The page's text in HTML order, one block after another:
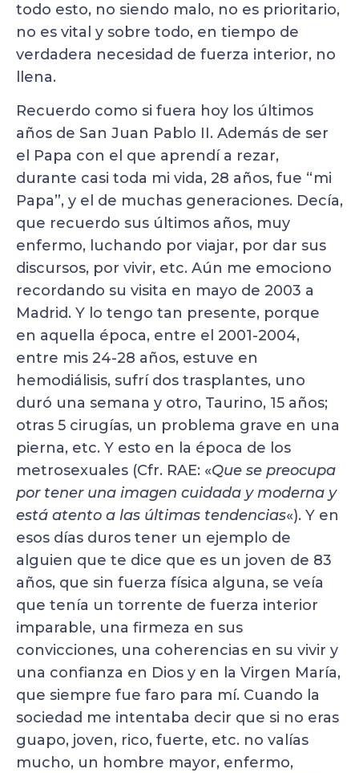
todo esto, no siendo malo, no es prioritario,
no es vital y sobre todo, en tiempo de
verdadera necesidad de fuerza interior, no
llena.
Recuerdo como si fuera hoy los últimos
años de San Juan Pablo II. Además de ser
el Papa con el que aprendí a rezar,
durante casi toda mi vida, 28 años, fue “mi
Papa”, y el de muchas generaciones. Decía,
que recuerdo sus últimos años, muy
enfermo, luchando por viajar, por dar sus
discursos, por vivir, etc. Aún me emociono
recordando su visita en mayo de 2003 a
Madrid. Y lo tengo tan presente, porque
en aquella época, entre el 2001-2004,
entre mis 24-28 años, estuve en
hemodiálisis, sufrí dos trasplantes, uno
duró una semana y otro, Taurino, 15 años;
otras 5 cirugías, un problema grave en una
pierna, etc. Y esto en la época de los
metrosexuales (Cfr. RAE: «Que se preocupa
por tener una imagen cuidada y moderna y
está atento a las últimas tendencias«). Y en
esos días duros tener un ejemplo de
alguien que te dice que es un joven de 83
años, que sin fuerza física alguna, se veía
que tenía un torrente de fuerza interior
imparable, una firmeza en sus
convicciones, una coherencias en su vivir y
una confianza en Dios y en la Virgen María,
que siempre fue faro para mí. Cuando la
sociedad me intentaba decir que si no eras
guapo, joven, rico, fuerte, etc. no valías
mucho, un hombre mayor, enfermo,